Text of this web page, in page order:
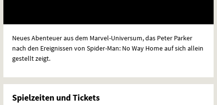
Neues Abenteuer aus dem Marvel-Universum, das Peter Parker
nach den Ereignissen von Spider-Man: No Way Home auf sich allein
gestellt zeigt.
Spielzeiten und Tickets